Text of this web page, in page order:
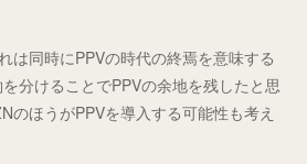
は同時にPPVの時代の終焉を意味する
分けることでPPVの余地を残したと思
のほうがPPVを導入する可能性も考え